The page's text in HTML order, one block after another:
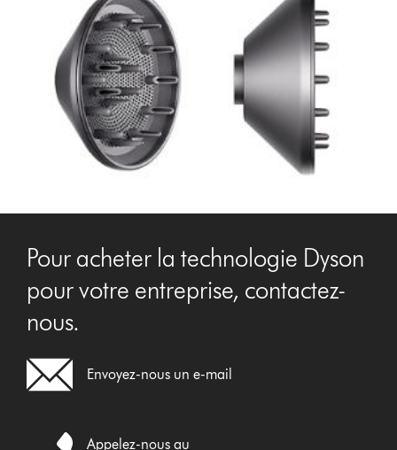
Pour acheter la technologie Dyson
pour votre entreprise, contactez-
nous.
Envoyez-nous un e-mail
Appelez-nous au